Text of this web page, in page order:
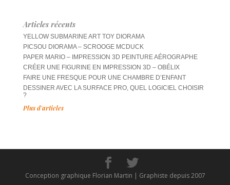
Articles récents
YELLOW SUBMARINE ART TOY DIORAMA
PICSOU DIORAMA – SCROOGE MCDUCK
PAPER MARIO – IMPRESSION 3D PEINTURE AÉROGRAPHE
CRÉER UNE FIGURINE EN IMPRESSION 3D – OBÉLIX
FAIRE UNE FRESQUE POUR UNE CHAMBRE D’ENFANT
DESSINER AVEC LA SURFACE PRO, QUEL LOGICIEL CHOISIR
?
Plus d'articles
Conception graphique Florian Martin | Graphiste depuis 2007